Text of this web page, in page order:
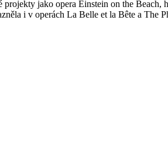
jako opera Einstein on the
i v operách La Belle et la Bête a The